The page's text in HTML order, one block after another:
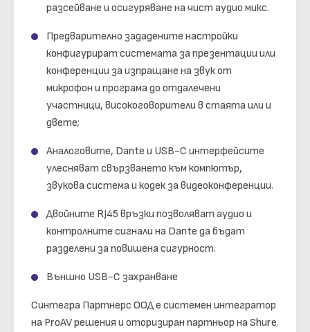
разсейване и осигуряване на чист аудио микс.
Предварително зададените настройки
конфигурират системата за презентации или
конференции за изпращане на звук от
микрофон и програма до отдалечени
участници, високоговорители в стаята или и
двете;
Аналоговите, Dante и USB-C интерфейсите
улесняват свързването към компютър,
звукова система и кодек за видеоконференции.
Двойните RJ45 връзки позволяват аудио и
контролните сигнали на Dante да бъдат
разделени за повишена сигурност.
Външно USB-C захранване
Синтегра Партнерс ООД е системен интегратор
на ProAV решения и оторизиран партньор наShure.